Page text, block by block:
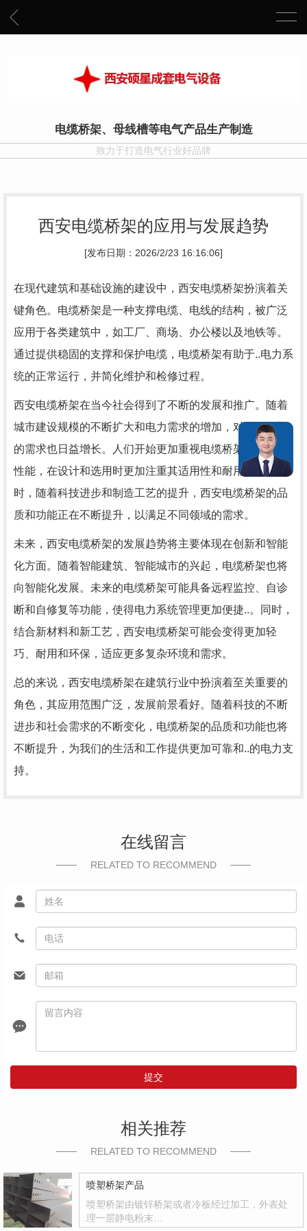
电缆桥架、母线槽等电气产品生产制造
致力于打造电气行业好品牌
西安电缆桥架的应用与发展趋势
[发布日期：2026/2/23 16:16:06]
在现代建筑和基础设施的建设中，西安电缆桥架扮演着关
键角色。电缆桥架是一种支撑电缆、电线的结构，被广泛
应用于各类建筑中，如工厂、商场、办公楼以及地铁等。
通过提供稳固的支撑和保护电缆，电缆桥架有助于..电力系
统的正常运行，并简化维护和检修过程。
西安电缆桥架在当今社会得到了不断的发展和推广。随着
城市建设规模的不断扩大和电力需求的增加，对电缆桥架
的需求也日益增长。人们开始更加重视电缆桥架的质量和
性能，在设计和选用时更加注重其适用性和耐用性。同
时，随着科技进步和制造工艺的提升，西安电缆桥架的品
质和功能正在不断提升，以满足不同领域的需求。
未来，西安电缆桥架的发展趋势将主要体现在创新和智能
化方面。随着智能建筑、智能城市的兴起，电缆桥架也将
向智能化发展。未来的电缆桥架可能具备远程监控、自诊
断和自修复等功能，使得电力系统管理更加便捷..。同时，
结合新材料和新工艺，西安电缆桥架可能会变得更加轻
巧、耐用和环保，适应更多复杂环境和需求。
总的来说，西安电缆桥架在建筑行业中扮演着至关重要的
角色，其应用范围广泛，发展前景看好。随着科技的不断
进步和社会需求的不断变化，电缆桥架的品质和功能也将
不断提升，为我们的生活和工作提供更加可靠和..的电力支
持。
在线留言
RELATED TO RECOMMEND
提交
相关推荐
RELATED TO RECOMMEND
喷塑桥架产品
喷塑桥架由镀锌桥架或者冷板经过加工，外表处
理一层静电粉末…